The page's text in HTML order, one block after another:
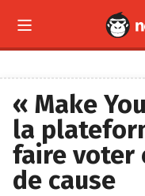

« Make
la
faire voter
de cause